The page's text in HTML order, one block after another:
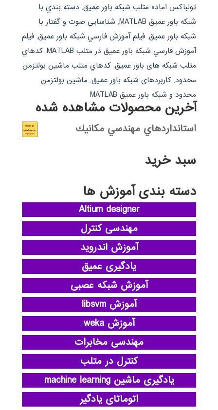
تولباكس اماده متلب شبکه باور عمیق, دسته بندي با
شبكه باور عميق MATLAB
, شناسايي صوت و گفتار با
شبکه باور عمیق, فيلم آموزش فارسي شبکه باور عمیق, فيلم
آموزش فارسي شبکه باور عمیق در متلب MATLAB
, كدهاي
متلب شبکه های باور عمیق, كدهاي متلب ماشین بولتزمن
محدود, کاربردهای شبکه باور عمیق, ماشین بولتزمن
محدود و شبکه باور عمیق MATLAB
آخرین محصولات مشاهده شده
استانداردهاي مهندسي مكانيك
سبد خرید
دسته بندی آموزش ها
Altium designer
مهندسی کنترل
آموزش اندروید
یادگیری عمیق
آموزش شبکه عصبی
آموزش libsvm
آموزش weka
مهندسی مخابرات
کنترل در متلب
یادگیری ماشین machine learning
اتوماتای یادگیر